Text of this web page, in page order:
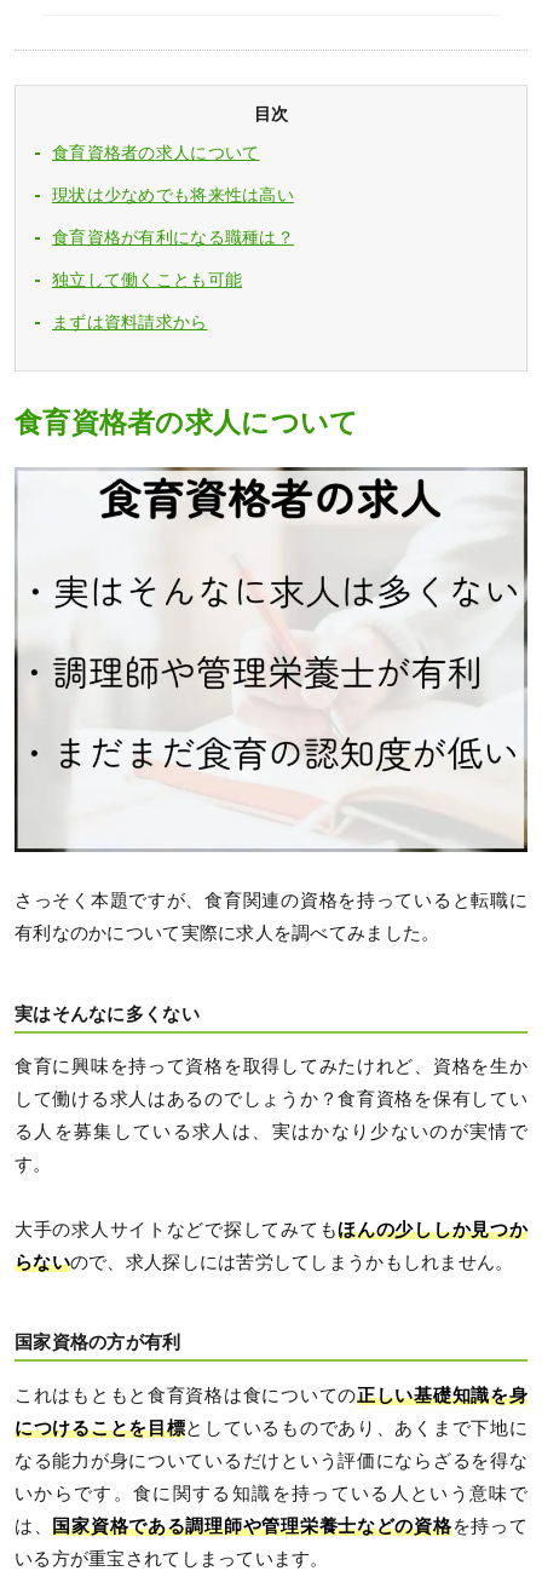
目次
食育資格者の求人について
現状は少なめでも将来性は高い
食育資格が有利になる職種は？
独立して働くことも可能
まずは資料請求から
食育資格者の求人について
さっそく本題ですが、食育関連の資格を持っていると転職に
有利なのかについて実際に求人を調べてみました。
実はそんなに多くない
食育に興味を持って資格を取得してみたけれど、資格を生か
して働ける求人はあるのでしょうか？食育資格を保有してい
る人を募集している求人は、実はかなり少ないのが実情で
す。
大手の求人サイトなどで探してみてもほんの少ししか見つか
らないので、求人探しには苦労してしまうかもしれません。
国家資格の方が有利
これはもともと食育資格は食についての正しい基礎知識を身
につけることを目標としているものであり、あくまで下地に
なる能力が身についているだけという評価にならざるを得な
いからです。食に関する知識を持っている人という意味で
は、国家資格である調理師や管理栄養士などの資格を持って
いる方が重宝されてしまっています。